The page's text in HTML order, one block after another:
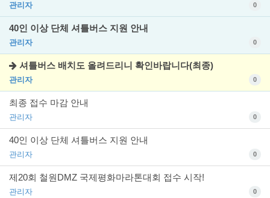
관리자 0
40인 이상 단체 셔틀버스 지원 안내
관리자 0
셔틀버스 배치도 올려드리니 확인바랍니다(최종)
관리자 0
최종 접수 마감 안내
관리자 0
40인 이상 단체 셔틀버스 지원 안내
관리자 0
제20회 철원DMZ 국제평화마라톤대회 접수 시작!
관리자 0